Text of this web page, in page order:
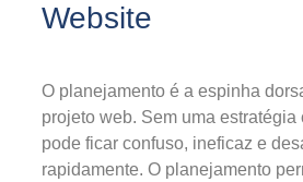
Website
O planejamento é a espinha
projeto web. Sem uma estratégia
pode ficar confuso, ineficaz e
rapidamente. O planejamento